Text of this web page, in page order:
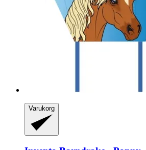
Varukorg